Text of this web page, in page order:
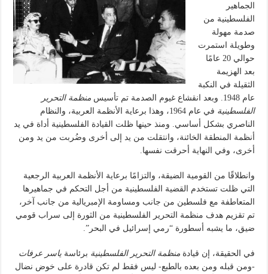
الجماهير
الفلسطينية من
صدمة مهولة
وطويلة استمرت
حوالي 20 عامًا
بعد الهزيمة
الثقيلة في النكبة
عام 1948. وبعد انقشاع غيوم الصدمة تم تأسيس
منظمة التحرير
الفلسطينية
في عام 1964، وهذا برعاية الأنظمة العربية، والنظام
الناصري بشكل أساسي. ومنذ حينها ظلت القيادة الفلسطينية أداة في يد
أنظمة المنطقة الخائنة، وانتقلت من يد إلى أخرى وضُربت من يد ومن
أخرى، وفي النهاية أحرقت نفسها.
وانطلاقًا من القومية الضيقة، والتزامًا برعاية الأنظمة العربية الرجعية
التي ظلت تستخدم القضية الفلسطينية من أجل التحكم في جماهيرها
المتعاطفة مع فلسطين من جانب ومساومة الإمبريالية من جانب آخر،
تم تقزيم هدف منظمة التحرير الفلسطينية من الثورة إلى سراب قومي
ضيق، ما يشبه أسطورة “رمي إسرائيل في البحر”.
في الحقيقة، إن قيادةمنظمة التحرير الفلسطينية برئاسةياسر عرفات
-ومن قبله ومن بعده بالطبع- ليس فقط لم تكن قادرة على خوض نضال